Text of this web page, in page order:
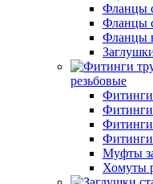
Фланцы
Фланцы
Фланцы
резьбовые
Фитинги
Фитинги
Фитинги
Фитинги
Муфты
Хомуты